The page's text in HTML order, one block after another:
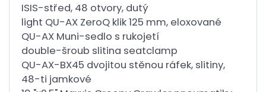
ISIS-střed, 48 otvory, dutý
light QU-AX ZeroQ klik 125 mm, eloxované
QU-AX Muni-sedlo s rukojetí
double-šroub slitina seatclamp
QU-AX-BX45 dvojitou stěnou ráfek, slitiny,
48-ti jamkové